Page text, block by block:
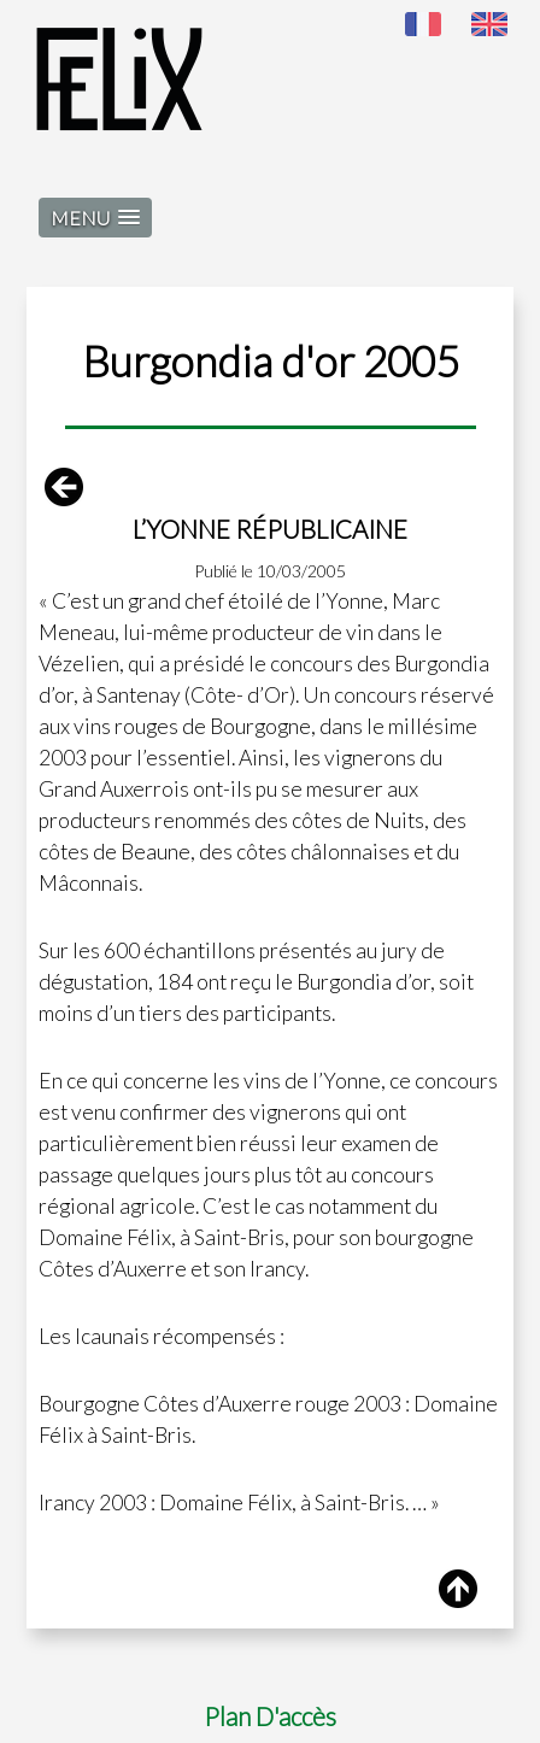
MENU
Burgondia d'or 2005
L’YONNE RÉPUBLICAINE
Publié le 10/03/2005
« C’est un grand chef étoilé de l’Yonne, Marc
Meneau, lui-même producteur de vin dans le
Vézelien, qui a présidé le concours des Burgondia
d’or, à Santenay (Côte- d’Or). Un concours réservé
aux vins rouges de Bourgogne, dans le millésime
2003 pour l’essentiel. Ainsi, les vignerons du
Grand Auxerrois ont-ils pu se mesurer aux
producteurs renommés des côtes de Nuits, des
côtes de Beaune, des côtes châlonnaises et du
Mâconnais.
Sur les 600 échantillons présentés au jury de
dégustation, 184 ont reçu le Burgondia d’or, soit
moins d’un tiers des participants.
En ce qui concerne les vins de l’Yonne, ce concours
est venu confirmer des vignerons qui ont
particulièrement bien réussi leur examen de
passage quelques jours plus tôt au concours
régional agricole. C’est le cas notamment du
Domaine Félix, à Saint-Bris, pour son bourgogne
Côtes d’Auxerre et son Irancy.
Les Icaunais récompensés :
Bourgogne Côtes d’Auxerre rouge 2003 : Domaine
Félix à Saint-Bris.
Irancy 2003 : Domaine Félix, à Saint-Bris. … »
Plan D'accès